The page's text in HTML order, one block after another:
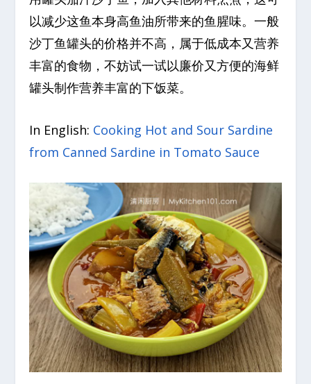
以减少这鱼本身高鱼油所带来的鱼腥味。一般
沙丁鱼罐头的价格并不高，属于低成本又营养
丰富的食物，不妨试一试以廉价又方便的海鲜
罐头制作营养丰富的下饭菜。
In English: Cooking Hot and Sour Sardine
from Canned Sardine in Tomato Sauce